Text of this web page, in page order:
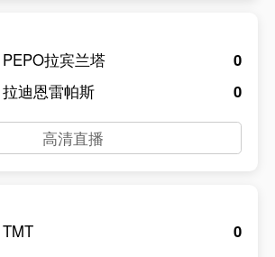
PEPO拉宾兰塔
拉迪恩雷帕斯
0
0
高清直播
TMT
0